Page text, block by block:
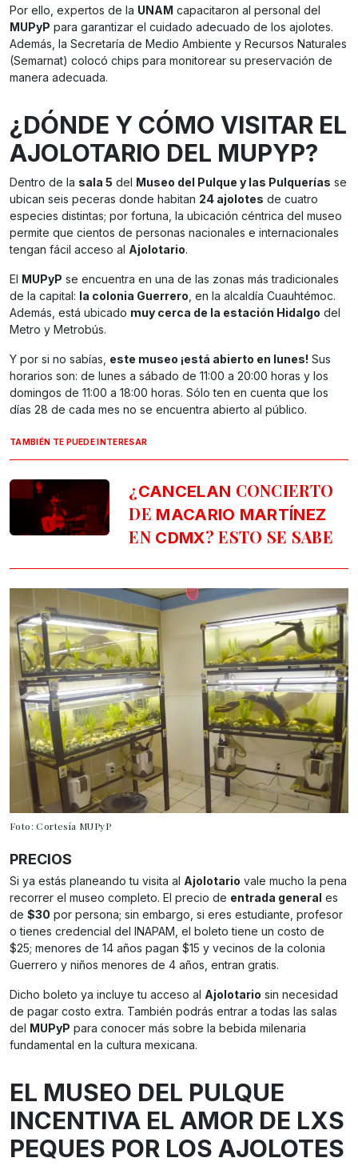
Por ello, expertos de la UNAM capacitaron al personal del
MUPyP para garantizar el cuidado adecuado de los ajolotes.
Además, la Secretaría de Medio Ambiente y Recursos Naturales
(Semarnat) colocó chips para monitorear su preservación de
manera adecuada.
¿DÓNDE Y CÓMO VISITAR EL
AJOLOTARIO DEL MUPYP?
Dentro de la sala 5 del Museo del Pulque y las Pulquerías se
ubican seis peceras donde habitan 24 ajolotes de cuatro
especies distintas; por fortuna, la ubicación céntrica del museo
permite que cientos de personas nacionales e internacionales
tengan fácil acceso al Ajolotario.
El MUPyP se encuentra en una de las zonas más tradicionales
de la capital: la colonia Guerrero , en la alcaldía Cuauhtémoc.
Además, está ubicado muy cerca de la estación Hidalgo del
Metro y Metrobús.
Y por si no sabías, este museo ¡está abierto en lunes! Sus
horarios son: de lunes a sábado de 11:00 a 20:00 horas y los
domingos de 11:00 a 18:00 horas. Sólo ten en cuenta que los
días 28 de cada mes no se encuentra abierto al público.
TAMBIÉN TE PUEDE INTERESAR
¿ CANCELAN CONCIERTO
DE MACARIO MARTÍNEZ
EN CDMX? ESTO SE SABE
Foto: Cortesía MUPyP
PRECIOS
Si ya estás planeando tu visita al Ajolotario vale mucho la pena
recorrer el museo completo. El precio de entrada general es
de $30 por persona; sin embargo, si eres estudiante, profesor
o tienes credencial del INAPAM, el boleto tiene un costo de
$25; menores de 14 años pagan $15 y vecinos de la colonia
Guerrero y niños menores de 4 años, entran gratis.
Dicho boleto ya incluye tu acceso al Ajolotario sin necesidad
de pagar costo extra. También podrás entrar a todas las salas
del MUPyP para conocer más sobre la bebida milenaria
fundamental en la cultura mexicana.
EL MUSEO DEL PULQUE
INCENTIVA EL AMOR DE LXS
PEQUES POR LOS AJOLOTES